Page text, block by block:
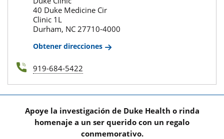
40 Duke Medicine Cir
Clinic 1L
Durham, NC 27710-4000
Obtener direcciones
919-684-5422
Apoye la investigación de Duke Health o rinda
homenaje a un ser querido con un regalo
conmemorativo.